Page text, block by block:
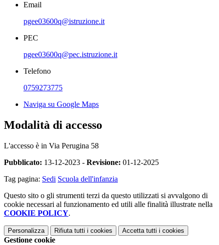
Email
pgee03600q@istruzione.it
PEC
pgee03600q@pec.istruzione.it
Telefono
0759273775
Naviga su Google Maps
Modalità di accesso
L'accesso è in Via Perugina 58
Pubblicato: 13-12-2023 - Revisione: 01-12-2025
Tag pagina: Sedi Scuola dell'infanzia
Questo sito o gli strumenti terzi da questo utilizzati si avvalgono di
cookie necessari al funzionamento ed utili alle finalità illustrate nella
COOKIE POLICY.
Personalizza Rifiuta tutti i cookies Accetta tutti i cookies
Gestione cookie